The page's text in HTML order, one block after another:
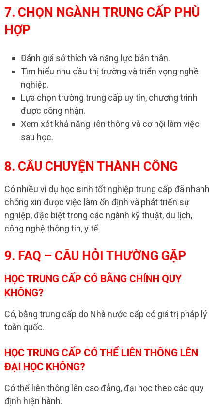
7. CHỌN NGÀNH TRUNG CẤP PHÙ
HỢP
Đánh giá sở thích và năng lực bản thân.
Tìm hiểu nhu cầu thị trường và triển vọng nghề
nghiệp.
Lựa chọn trường trung cấp uy tín, chương trình
được công nhận.
Xem xét khả năng liên thông và cơ hội làm việc
sau học.
8. CÂU CHUYỆN THÀNH CÔNG
Có nhiều ví dụ học sinh tốt nghiệp trung cấp đã nhanh
chóng xin được việc làm ổn định và phát triển sự
nghiệp, đặc biệt trong các ngành kỹ thuật, du lịch,
công nghệ thông tin, y tế.
9. FAQ – CÂU HỎI THƯỜNG GẶP
HỌC TRUNG CẤP CÓ BẰNG CHÍNH QUY
KHÔNG?
Có, bằng trung cấp do Nhà nước cấp có giá trị pháp lý
toàn quốc.
HỌC TRUNG CẤP CÓ THỂ LIÊN THÔNG LÊN
ĐẠI HỌC KHÔNG?
Có thể liên thông lên cao đẳng, đại học theo các quy
định hiện hành.